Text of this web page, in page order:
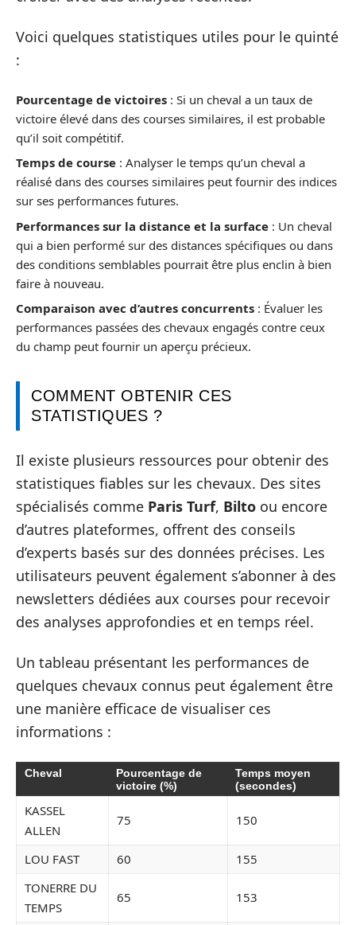
Voici quelques statistiques utiles pour le quinté
:
Pourcentage de victoires : Si un cheval a un taux de
victoire élevé dans des courses similaires, il est probable
qu’il soit compétitif.
Temps de course : Analyser le temps qu’un cheval a
réalisé dans des courses similaires peut fournir des indices
sur ses performances futures.
Performances sur la distance et la surface : Un cheval
qui a bien performé sur des distances spécifiques ou dans
des conditions semblables pourrait être plus enclin à bien
faire à nouveau.
Comparaison avec d’autres concurrents : Évaluer les
performances passées des chevaux engagés contre ceux
du champ peut fournir un aperçu précieux.
COMMENT OBTENIR CES
STATISTIQUES ?
Il existe plusieurs ressources pour obtenir des
statistiques fiables sur les chevaux. Des sites
spécialisés comme Paris Turf, Bilto ou encore
d’autres plateformes, offrent des conseils
d’experts basés sur des données précises. Les
utilisateurs peuvent également s’abonner à des
newsletters dédiées aux courses pour recevoir
des analyses approfondies et en temps réel.
Un tableau présentant les performances de
quelques chevaux connus peut également être
une manière efficace de visualiser ces
informations :
Cheval
Pourcentage de
victoire (%)
Temps moyen
(secondes)
KASSEL
ALLEN
75 150
LOU FAST 60
155
TONERRE DU
TEMPS
65 153